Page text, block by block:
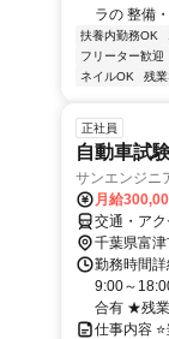
ラの 整備
扶養内勤務OK
フリーター歓迎
ネイルOK
残業
正社員
自動車試
サンエンジニ
月給
交通・ア
千葉県富
勤務時間
9:00～
合有 ★残
仕事内容